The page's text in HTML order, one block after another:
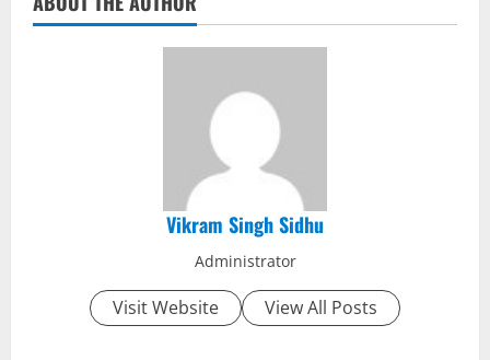
Vikram Singh Sidhu
Administrator
Visit Website View All Posts